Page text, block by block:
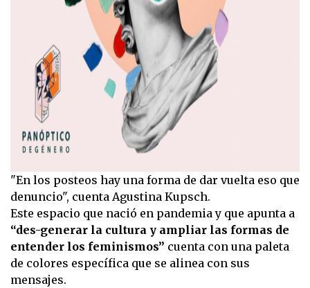
"En los posteos hay una forma de dar vuelta eso que
denuncio", cuenta Agustina Kupsch.
Este espacio que nació en pandemia y que apunta a
“des-generar la cultura y ampliar las formas de
entender los feminismos” cuenta con una paleta
de colores específica que se alinea con sus
mensajes.